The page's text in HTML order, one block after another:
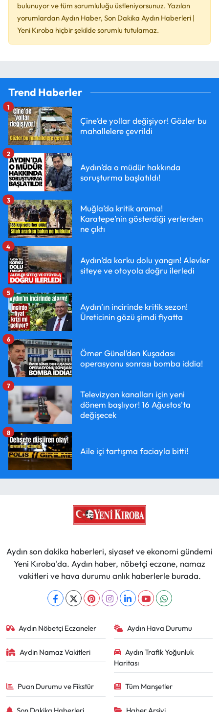
bulunuyor ve tüm sorumluluğu üstleniyorsunuz. Yazılan
yorumlardan Aydın Haber, Son Dakika Aydın Haberleri |
Yeni Kıroba hiçbir şekilde sorumlu tutulamaz.
Trend Haberler
Çine’de yollar değişiyor! Gözler bu
mahallelere çevrildi
1
Aydın’da o müdür hakkında
soruşturma başlatıldı!
2
Muğla’da kritik arama!
Karatepe’nin gösterdiği yerlerden
ne çıktı
3
Aydın’da korku dolu yangın! Alevler
siteye ve otoyola doğru ilerledi
4
Aydın’ın incirinde kritik sezon!
Üreticinin gözü şimdi fiyatta
5
Ömer Günel’den Kuşadası
operasyonu sonrası bomba iddia!
6
Televizyon kanalları için yeni
dönem başlıyor! 16 Ağustos'ta
değişecek
7
Aile içi tartışma faciayla bitti!
8
Aydın son dakika haberleri, siyaset ve ekonomi gündemi
Yeni Kıroba'da. Aydın haber, nöbetçi eczane, namaz
vakitleri ve hava durumu anlık haberlerle burada.
Aydın Nöbetçi Eczaneler Aydın Hava Durumu
Aydin Namaz Vakitleri
Aydın Trafik Yoğunluk
Haritası
Puan Durumu ve Fikstür Tüm Manşetler